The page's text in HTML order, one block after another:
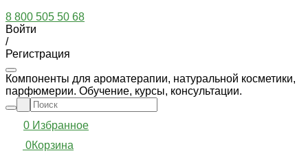
8 800 505 50 68
Войти
/
Регистрация
Компоненты для ароматерапии, натуральной косметики,
парфюмерии. Обучение, курсы, консультации.
0 Избранное
0Корзина